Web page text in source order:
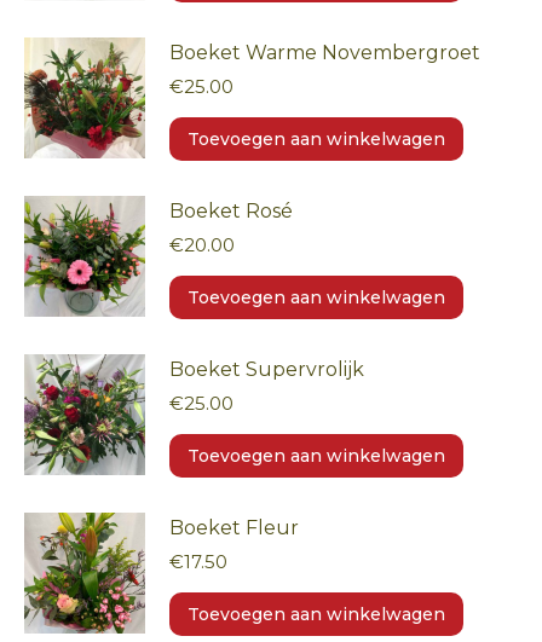
Boeket Warme Novembergroet
€25.00
Toevoegen aan winkelwagen
Boeket Rosé
€20.00
Toevoegen aan winkelwagen
Boeket Supervrolijk
€25.00
Toevoegen aan winkelwagen
Boeket Fleur
€17.50
Toevoegen aan winkelwagen